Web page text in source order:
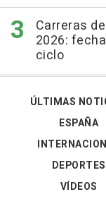
Carreras
2026:
ciclo
ÚLTIMAS
ESPAÑA
DEPORTES
VÍDEOS